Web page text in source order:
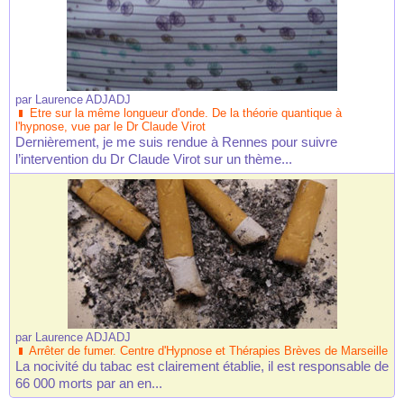
par Laurence ADJADJ
Etre sur la même longueur d'onde. De la théorie quantique à
l'hypnose, vue par le Dr Claude Virot
Dernièrement, je me suis rendue à Rennes pour suivre
l’intervention du Dr Claude Virot sur un thème...
par Laurence ADJADJ
Arrêter de fumer. Centre d'Hypnose et Thérapies Brèves de Marseille
La nocivité du tabac est clairement établie, il est responsable de
66 000 morts par an en...